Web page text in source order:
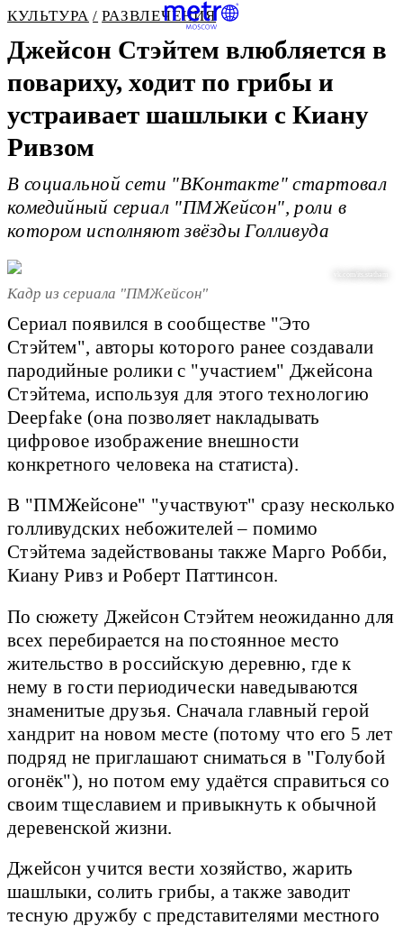
КУЛЬТУРА РАЗВЛЕЧЕНИЯ
Джейсон Стэйтем влюбляется в
повариху, ходит по грибы и
устраивает шашлыки с Киану
Ривзом
В социальной сети "ВКонтакте" стартовал
комедийный сериал "ПМЖейсон", роли в
котором исполняют звёзды Голливуда
vk.com/its.statham
Кадр из сериала "ПМЖейсон"
Сериал появился в сообществе "Это
Стэйтем", авторы которого ранее создавали
пародийные ролики с "участием" Джейсона
Стэйтема, используя для этого технологию
Deepfake (она позволяет накладывать
цифровое изображение внешности
конкретного человека на статиста).
В "ПМЖейсоне" "участвуют" сразу несколько
голливудских небожителей – помимо
Стэйтема задействованы также Марго Робби,
Киану Ривз и Роберт Паттинсон.
По сюжету Джейсон Стэйтем неожиданно для
всех перебирается на постоянное место
жительство в российскую деревню, где к
нему в гости периодически наведываются
знаменитые друзья. Сначала главный герой
хандрит на новом месте (потому что его 5 лет
подряд не приглашают сниматься в "Голубой
огонёк"), но потом ему удаётся справиться со
своим тщеславием и привыкнуть к обычной
деревенской жизни.
Джейсон учится вести хозяйство, жарить
шашлыки, солить грибы, а также заводит
тесную дружбу с представителями местного